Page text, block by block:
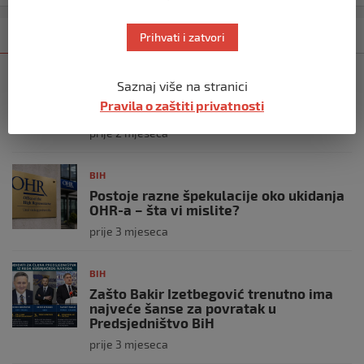
Najnovije
Ravnopravnost da — politička
manipulacija ne
prije 2 mjeseca
BIH
Postoje razne špekulacije oko ukidanja
OHR-a – šta vi mislite?
prije 3 mjeseca
BIH
Zašto Bakir Izetbegović trenutno ima
najveće šanse za povratak u
Predsjedništvo BiH
prije 3 mjeseca
Prihvati i zatvori
Saznaj više na stranici
Pravila o zaštiti privatnosti